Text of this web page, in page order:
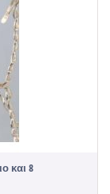
και 8